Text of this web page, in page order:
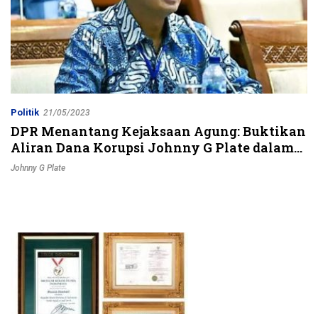
Politik 21/05/2023
DPR Menantang Kejaksaan Agung: Buktikan
Aliran Dana Korupsi Johnny G Plate dalam
Kasus BTS Bakti Kominfo
Johnny G Plate